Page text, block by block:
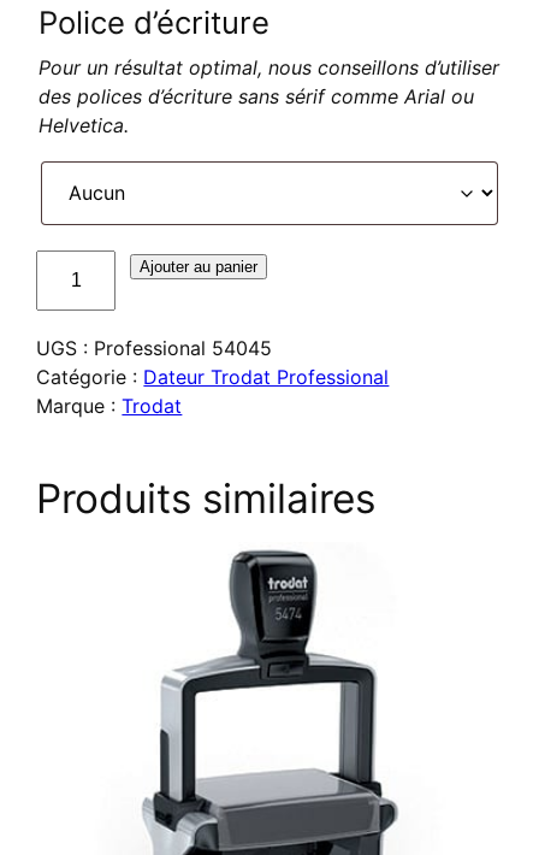
Police d’écriture
Pour un résultat optimal, nous conseillons d’utiliser
des polices d’écriture sans sérif comme Arial ou
Helvetica.
Trodat
Professional
54045
Ajouter au panier
UGS : Professional 54045
Catégorie : Dateur Trodat Professional
Marque :Trodat
Produits similaires